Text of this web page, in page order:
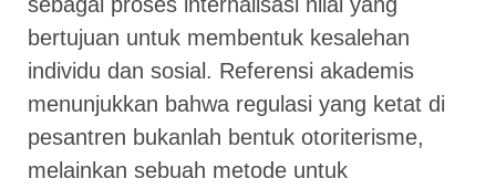
bertujuan untuk membentuk kesalehan
individu dan sosial. Referensi akademis
menunjukkan bahwa regulasi yang ketat di
pesantren bukanlah bentuk otoriterisme,
melainkan sebuah metode untuk